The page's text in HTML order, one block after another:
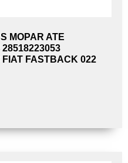
MOPAR ATE
FIAT FASTBACK 022